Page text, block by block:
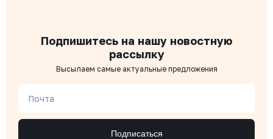
Подпишитесь на нашу новостную
рассылку
Высылаем самые актуальные предложения
Почта
Подписаться